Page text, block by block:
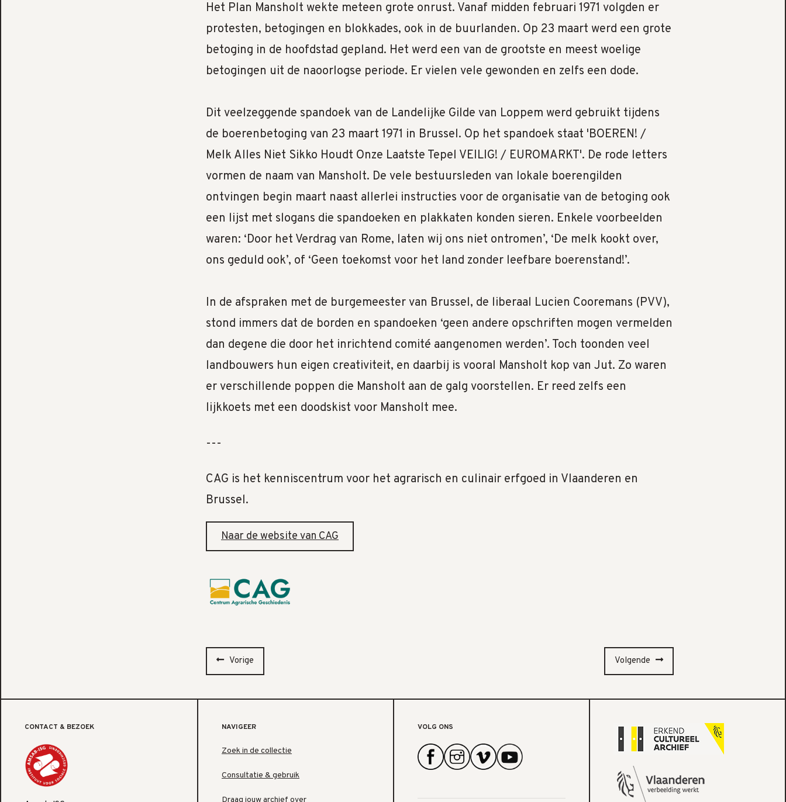
Het Plan Mansholt wekte meteen grote onrust. Vanaf midden februari 1971 volgden er
protesten, betogingen en blokkades, ook in de buurlanden. Op 23 maart werd een grote
betoging in de hoofdstad gepland. Het werd een van de grootste en meest woelige
betogingen uit de naoorlogse periode. Er vielen vele gewonden en zelfs een dode.
Dit veelzeggende spandoek van de Landelijke Gilde van Loppem werd gebruikt tijdens
de boerenbetoging van 23 maart 1971 in Brussel. Op het spandoek staat 'BOEREN! /
Melk Alles Niet Sikko Houdt Onze Laatste Tepel VEILIG! / EUROMARKT'. De rode letters
vormen de naam van Mansholt. De vele bestuursleden van lokale boerengilden
ontvingen begin maart naast allerlei instructies voor de organisatie van de betoging ook
een lijst met slogans die spandoeken en plakkaten konden sieren. Enkele voorbeelden
waren: ‘Door het Verdrag van Rome, laten wij ons niet ontromen’, ‘De melk kookt over,
ons geduld ook’, of ‘Geen toekomst voor het land zonder leefbare boerenstand!’.
In de afspraken met de burgemeester van Brussel, de liberaal Lucien Cooremans (PVV),
stond immers dat de borden en spandoeken ‘geen andere opschriften mogen vermelden
dan degene die door het inrichtend comité aangenomen werden’. Toch toonden veel
landbouwers hun eigen creativiteit, en daarbij is vooral Mansholt kop van Jut. Zo waren
er verschillende poppen die Mansholt aan de galg voorstellen. Er reed zelfs een
lijkkoets met een doodskist voor Mansholt mee.
---
CAG is het kenniscentrum voor het agrarisch en culinair erfgoed in Vlaanderen en
Brussel.
Naar de website van CAG
Vorige Volgende
CONTACT & BEZOEK NAVIGEER
Zoek in de collectie
Consultatie & gebruik
Draag jouw archief over
VOLG ONS